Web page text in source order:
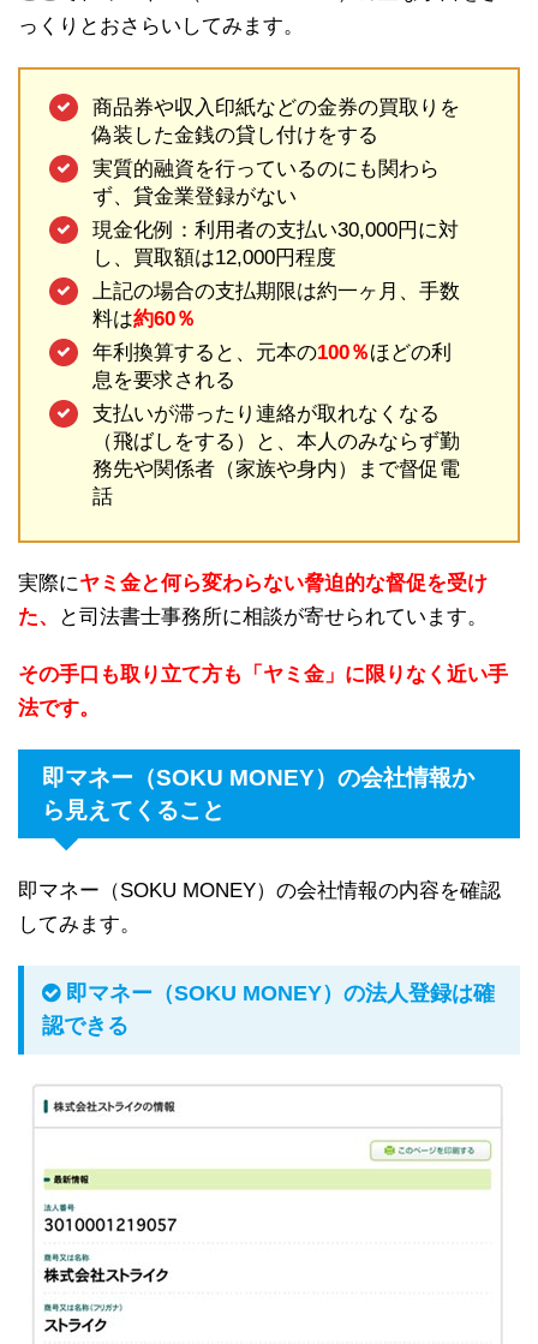
っくりとおさらいしてみます。
商品券や収入印紙などの金券の買取りを
偽装した金銭の貸し付けをする
実質的融資を行っているのにも関わら
ず、貸金業登録がない
現金化例：利用者の支払い30,000円に対
し、買取額は12,000円程度
上記の場合の支払期限は約一ヶ月、手数
料は約60％
年利換算すると、元本の100％ほどの利
息を要求される
支払いが滞ったり連絡が取れなくなる
（飛ばしをする）と、本人のみならず勤
務先や関係者（家族や身内）まで督促電
話
実際にヤミ金と何ら変わらない脅迫的な督促を受け
た、
と司法書士事務所に相談が寄せられています。
その手口も取り立て方も「ヤミ金」に限りなく近い手
法です。
即マネー（SOKU MONEY）の会社情報か
ら見えてくること
即マネー（SOKU MONEY）の会社情報の内容を確認
してみます。
即マネー（SOKU MONEY）の法人登録は確
認できる